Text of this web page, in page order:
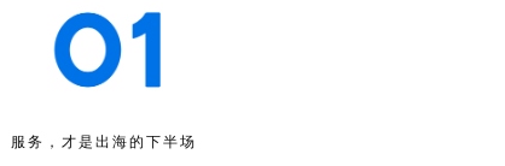
服务，才是出海的下半场